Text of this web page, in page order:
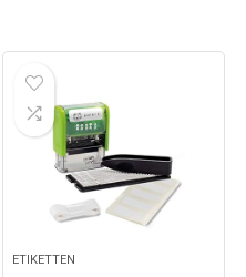
ETIKETTEN